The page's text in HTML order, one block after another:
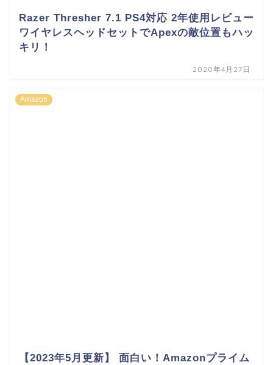
Razer Thresher 7.1 PS4対応 2年使用レビュー
ワイヤレスヘッドセットでApexの敵位置もハッ
キリ！
2020年4月27日
Amazon
【2023年5月更新】 面白い！Amazonプライム